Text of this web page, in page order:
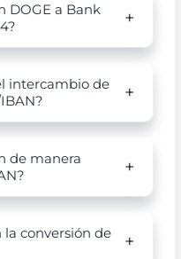
DOGE a Bank
intercambio de
de manera
conversión de